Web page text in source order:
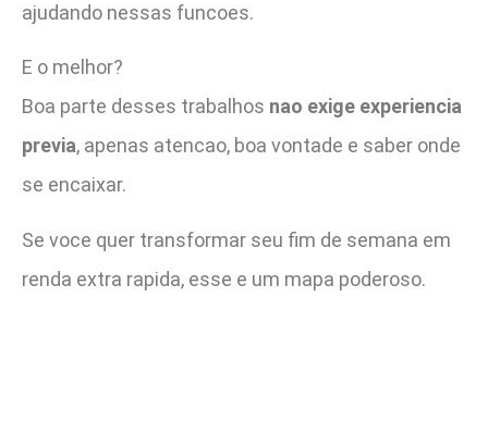
ajudando nessas funcoes.
E o melhor?
Boa parte desses trabalhos nao exige experiencia
previa, apenas atencao, boa vontade e saber onde
se encaixar.
Se voce quer transformar seu fim de semana em
renda extra rapida, esse e um mapa poderoso.